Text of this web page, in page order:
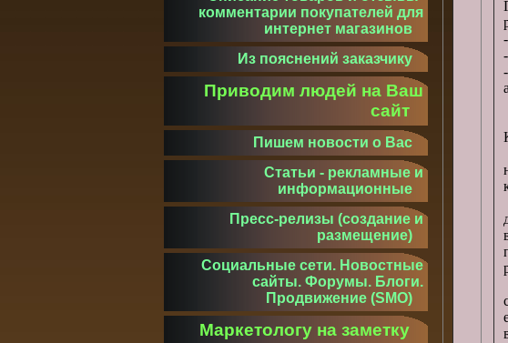
комментарии покупателей для
интернет магазинов
Из пояснений заказчику
Приводим людей на Ваш
сайт
Пишем новости о Вас
Статьи - рекламные и
информационные
Пресс-релизы (создание и
размещение)
Социальные сети. Новостные
сайты. Форумы. Блоги.
Продвижение (SMO)
Маркетологу на заметку